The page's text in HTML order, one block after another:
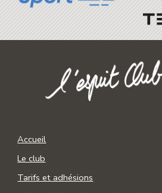
Accueil
Le club
Tarifs et adhésions